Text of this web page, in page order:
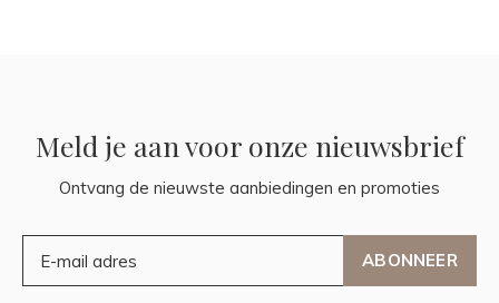
Meld je aan voor onze nieuwsbrief
Ontvang de nieuwste aanbiedingen en promoties
ABONNEER